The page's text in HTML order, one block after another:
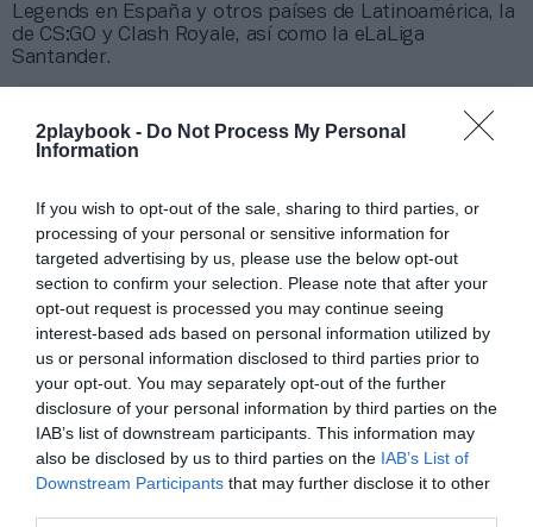
2playbook - Do Not Process My Personal
Information
If you wish to opt-out of the sale, sharing to third parties, or
processing of your personal or sensitive information for
targeted advertising by us, please use the below opt-out
section to confirm your selection. Please note that after your
opt-out request is processed you may continue seeing
interest-based ads based on personal information utilized by
us or personal information disclosed to third parties prior to
your opt-out. You may separately opt-out of the further
disclosure of your personal information by third parties on the
IAB’s list of downstream participants. This information may
also be disclosed by us to third parties on the IAB’s List of
Downstream Participants that may further disclose it to other
Índex2P
LVP
Legends en España y otros países de Latinoamérica, la
de CS:GO y Clash Royale, así como la eLaLiga
Santander.
como fuente preferida de Google
de forma gratuita
Mantente informado con las últimas noticias de actualidad.
Compartir
Imprimir